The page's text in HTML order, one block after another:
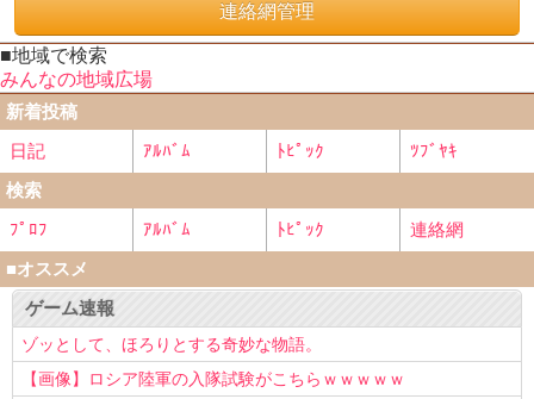
連絡網管理
■地域で検索
みんなの地域広場
新着投稿
日記
ｱﾙﾊﾞﾑ ﾄﾋﾟｯｸ
ﾂﾌﾞﾔｷ
検索
ﾌﾟﾛﾌ
ｱﾙﾊﾞﾑ ﾄﾋﾟｯｸ
連絡網
■オススメ
ゲーム速報
ゾッとして、ほろりとする奇妙な物語。
【画像】ロシア陸軍の入隊試験がこちらｗｗｗｗｗ